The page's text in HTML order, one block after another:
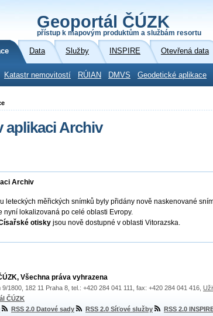
Geoportál ČÚZK
přístup k mapovým produktům a službám resortu
Data Služby INSPIRE Otevřená data
Katastr nemovitostí RÚIAN DMVS Geodetické aplikace
aplikaci Archiv
Archiv
leteckých měřických snímků byly přidány nově naskenované
nyní lokalizovaná po celé oblasti Evropy.
otisky jsou nově dostupné v oblasti Vitorazska.
Všechna práva vyhrazena
1800, 182 11 Praha 8, tel.: +420 284 041 111, fax: +420 284 041 416,
ČÚZK
RSS 2.0 Datové sady RSS 2.0 Síťové služby RSS 2.0